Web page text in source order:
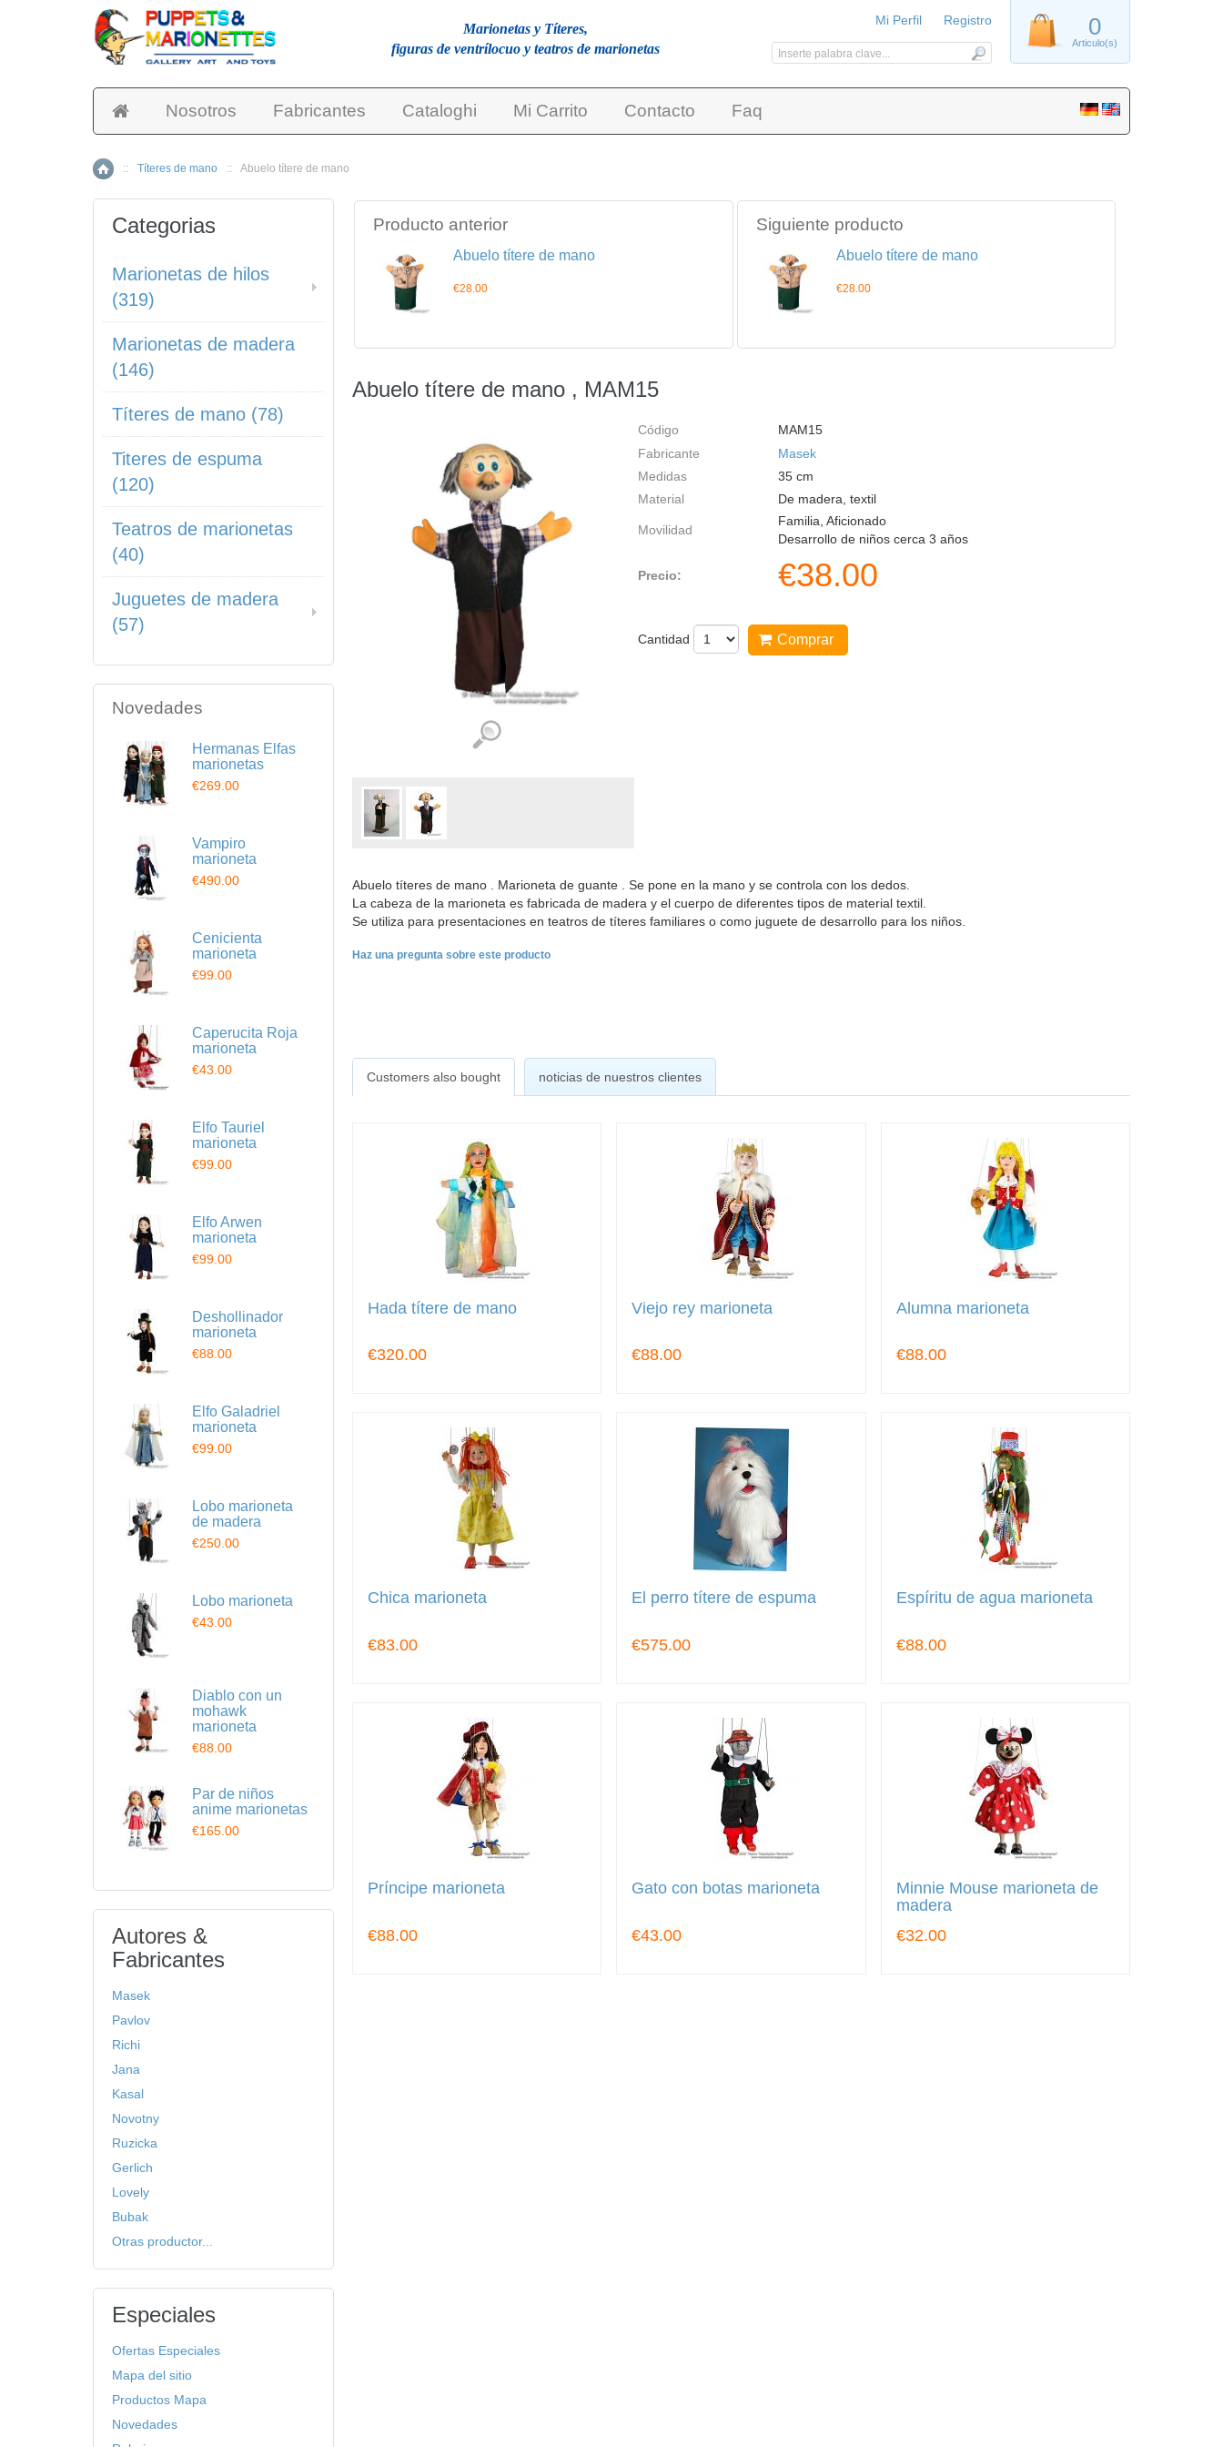
Nosotros Fabricantes Cataloghi Mi Carrito Contacto Faq
Inicio
:: Títeres de mano :: Abuelo títere de mano
Producto anterior
Abuelo títere de mano
€28.00
Siguiente producto
Abuelo títere de mano
€28.00
Abuelo títere de mano , MAM15
Código
MAM15
Fabricante
Masek
Medidas
35 cm
Material
De madera, textil
Movilidad
Familia, Aficionado
Desarrollo de niños cerca 3 años
Precio: €38.00
Cantidad Comprar
Abuelo títeres de mano . Marioneta de guante . Se pone en la mano y se controla con los dedos.
La cabeza de la marioneta es fabricada de madera y el cuerpo de diferentes tipos de material textil.
Se utiliza para presentaciones en teatros de títeres familiares o como juguete de desarrollo para los niños.
Haz una pregunta sobre este producto
Customers also bought noticias de nuestros clientes
Hada títere de mano
€320.00
Viejo rey marioneta
€88.00
Alumna marioneta
€88.00
Chica marioneta
€83.00
El perro títere de espuma
€575.00
Espíritu de agua marioneta
€88.00
Príncipe marioneta
€88.00
Gato con botas marioneta
€43.00
Minnie Mouse marioneta de
madera
€32.00
Categorias
Marionetas de hilos
(319)
Marionetas de madera
(146)
Títeres de mano (78)
Titeres de espuma
(120)
Teatros de marionetas
(40)
Juguetes de madera
(57)
Novedades
Hermanas Elfas
marionetas
€269.00
Vampiro
marioneta
€490.00
Cenicienta
marioneta
€99.00
Caperucita Roja
marioneta
€43.00
Elfo Tauriel
marioneta
€99.00
Elfo Arwen
marioneta
€99.00
Deshollinador
marioneta
€88.00
Elfo Galadriel
marioneta
€99.00
Lobo marioneta
de madera
€250.00
Lobo marioneta
€43.00
Diablo con un
mohawk
marioneta
€88.00
Par de niños
anime marionetas
€165.00
Autores &
Fabricantes
Masek
Pavlov
Richi
Jana
Kasal
Novotny
Ruzicka
Gerlich
Lovely
Bubak
Otras productor...
Especiales
Ofertas Especiales
Mapa del sitio
Productos Mapa
Novedades
Marionetas y Títeres,
figuras de ventrílocuo y teatros de marionetas
0
Articulo(s)
Mi Perfil Registro